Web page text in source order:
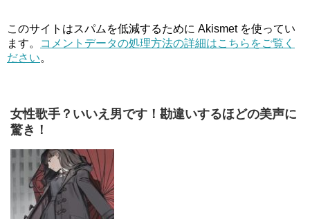
このサイトはスパムを低減するために Akismet を使ってい
ます。
コメントデータの処理方法の詳細はこちらをご覧く
ださい。
女性歌手？いいえ男です！勘違いするほどの美声に
驚き！